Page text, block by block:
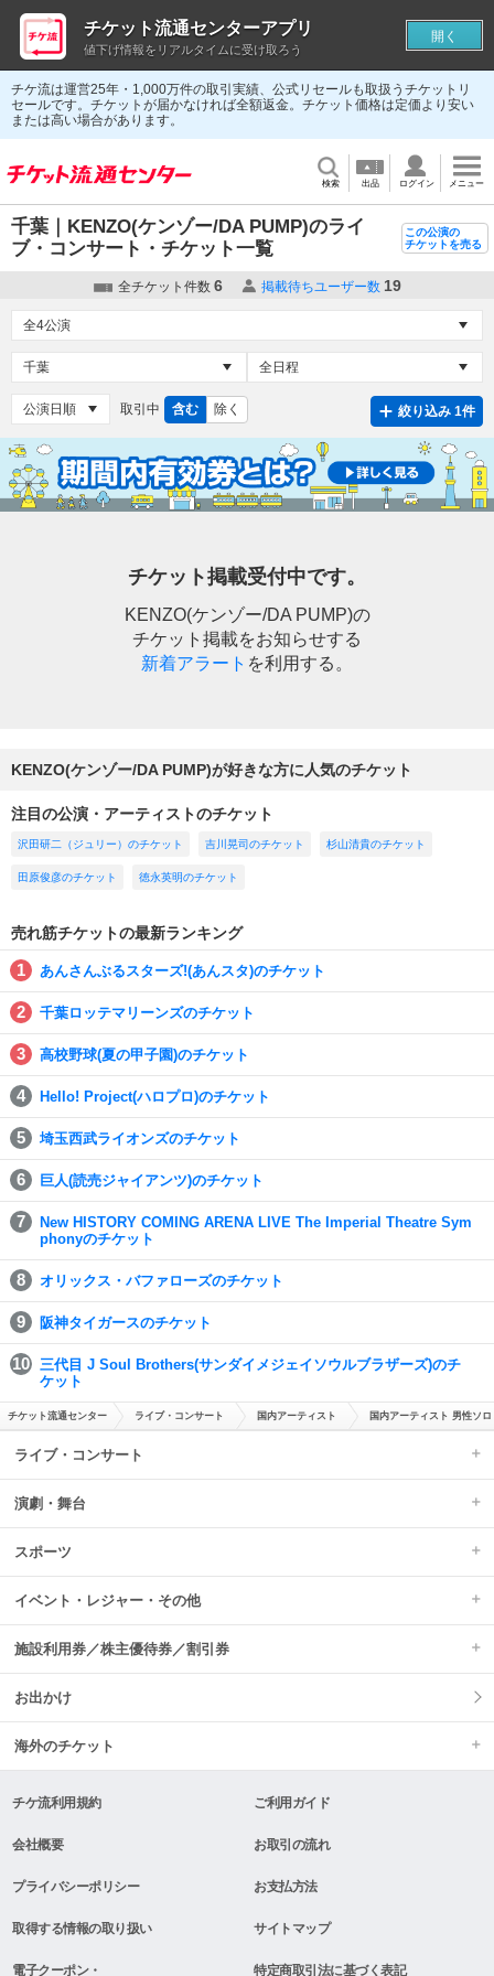
チケ流は運営25年・1,000万件の取引実績、公式リセールも取扱うチケットリ
セールです。チケットが届かなければ全額返金。チケット価格は定価より安い
または高い場合があります。
検索 出品 ログイン メニュー
千葉｜KENZO(ケンゾー/DA PUMP)のライ
ブ・コンサート・チケット一覧
この公演の
チケットを売る
全チケット件数 6 掲載待ちユーザー数 19
取引中 含む 除く 絞り込み 1件
チケット掲載受付中です。
KENZO(ケンゾー/DA PUMP)の
チケット掲載をお知らせする
新着アラート を利用する。
KENZO(ケンゾー/DA PUMP)が好きな方に人気のチケット
注目の公演・アーティストのチケット
沢田研二（ジュリー）のチケット 吉川晃司のチケット 杉山清貴のチケット
田原俊彦のチケット 徳永英明のチケット
売れ筋チケットの最新ランキング
あんさんぶるスターズ!(あんスタ)のチケット
千葉ロッテマリーンズのチケット
高校野球(夏の甲子園)のチケット
Hello! Project(ハロプロ)のチケット
埼玉西武ライオンズのチケット
巨人(読売ジャイアンツ)のチケット
New HISTORY COMING ARENA LIVE The Imperial Theatre Sym
phonyのチケット
オリックス・バファローズのチケット
阪神タイガースのチケット
三代目 J Soul Brothers(サンダイメジェイソウルブラザーズ)のチ
ケット
チケット流通センター ライブ・コンサート 国内アーティスト 国内アーティスト 男性ソロ
ライブ・コンサート
演劇・舞台
スポーツ
イベント・レジャー・その他
施設利用券／株主優待券／割引券
お出かけ
海外のチケット
チケ流利用規約 ご利用ガイド
会社概要 お取引の流れ
プライバシーポリシー お支払方法
取得する情報の取り扱い サイトマップ
電子クーポン・ 特定商取引法に基づく表記
チケット流通センターアプリ
値下げ情報をリアルタイムに受け取ろう
開く